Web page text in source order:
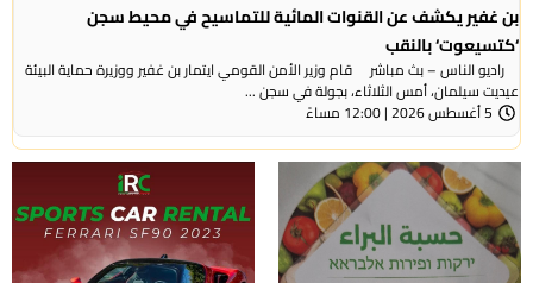
يكشف عن القنوات المائية للتماسيح في محيط سجن
بالنقب
– بث مباشر قام وزير الأمن القومي ايتمار بن غفير ووزيرة حماية البيئة
أمس الثلاثاء، بجولة في سجن ...